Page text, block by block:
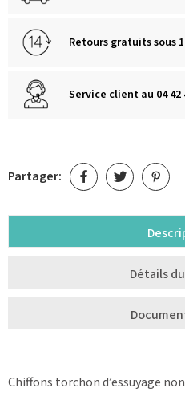
Retours gratuits sous
Service client au 04 42
Partager:
Détails
Chiffons torchon d’essuyage